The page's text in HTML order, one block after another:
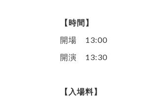
【時間】
開場 13:00
開演 13:30
【入場料】